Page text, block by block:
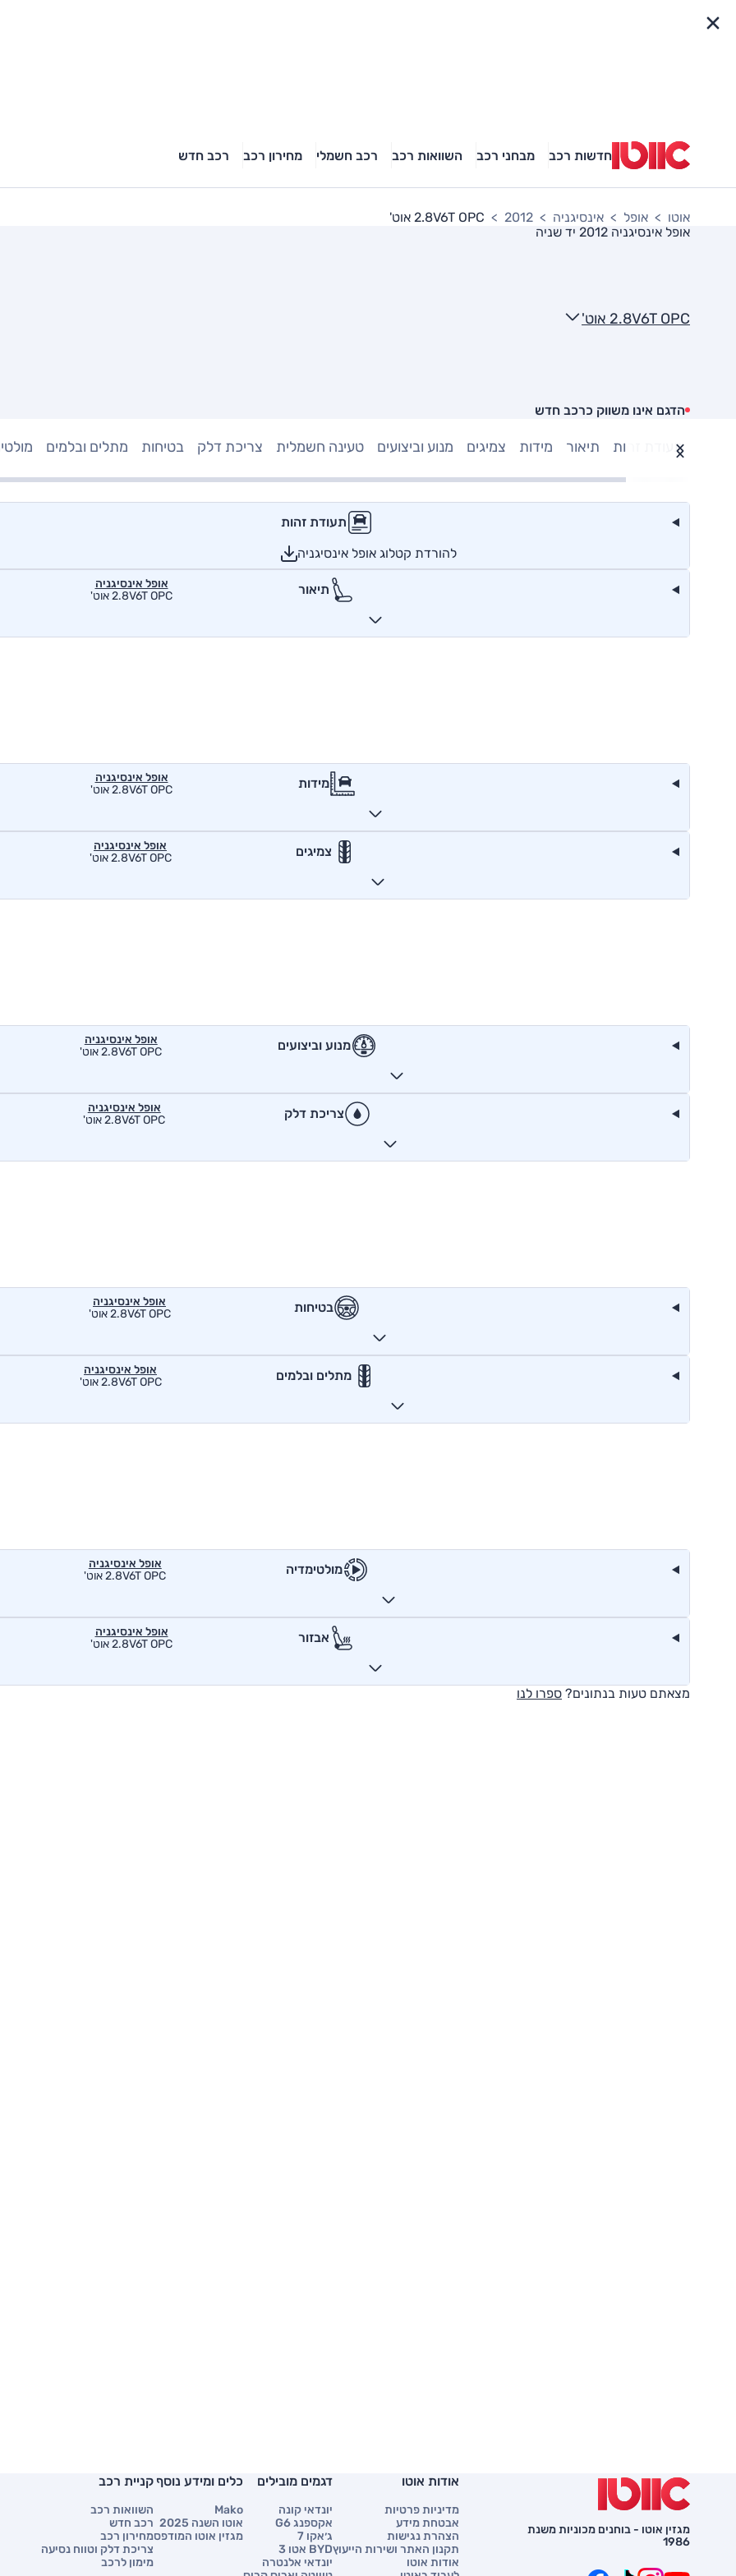
חדשות רכב מבחני רכב השוואות רכב רכב חשמלי מחירון רכב רכב חדש
אוטו אופל אינסיגניה 2012
2.8V6T OPC אוט'
אופל אינסיגניה 2012
יד שניה
2.8V6T OPC אוט'
הדגם אינו משווק כרכב חדש
תעודת זהות תיאור מידות צמיגים מנוע וביצועים טעינה חשמלית צריכת דלק בטיחות מתלים ובלמים
תעודת זהות
להורדת קטלוג אופל אינסיגניה
תיאור
אופל אינסיגניה
2.8V6T OPC אוט'
מידות
אופל אינסיגניה
2.8V6T OPC אוט'
צמיגים
אופל אינסיגניה
2.8V6T OPC אוט'
מנוע וביצועים
אופל אינסיגניה
2.8V6T OPC אוט'
צריכת דלק
אופל אינסיגניה
2.8V6T OPC אוט'
בטיחות
אופל אינסיגניה
2.8V6T OPC אוט'
מתלים ובלמים
אופל אינסיגניה
2.8V6T OPC אוט'
מולטימדיה
אופל אינסיגניה
2.8V6T OPC אוט'
אבזור
אופל אינסיגניה
2.8V6T OPC אוט'
מצאתם טעות בנתונים? ספרו לנו
מגזין אוטו - בוחנים מכוניות משנת
1986
אודות אוטו
מדיניות פרטיות
אבטחת מידע
הצהרת נגישות
תקנון האתר ושירות הייעוץ
אודות אוטו
דגמים מובילים
יונדאי קונה
אקספנג G6
ג׳אקו 7
BYD אטו 3
יונדאי אלנטרה
כלים ומידע נוסף
Mako
אוטו השנה 2025
מגזין אוטו המודפס
קניית רכב
השוואות רכב
רכב חדש
מחירון רכב
צריכת דלק וטווח נסיעה
מימון לרכב